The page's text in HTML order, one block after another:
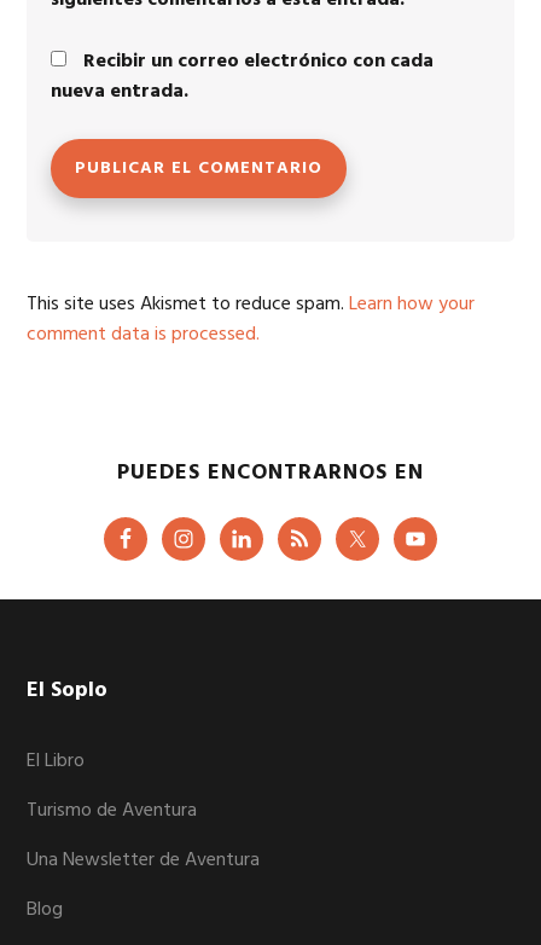
Recibir un correo electrónico con cada
nueva entrada.
This site uses Akismet to reduce spam.Learn how your
comment data is processed.
PUEDES ENCONTRARNOS EN
Footer
El Soplo
El Libro
Turismo de Aventura
Una Newsletter de Aventura
Blog